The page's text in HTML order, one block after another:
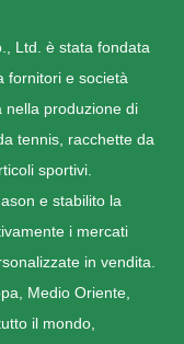
Ltd. è stata fondata
fornitori e società
nella produzione di
tennis, racchette da
sportivi.
e stabilito la
i mercati
in vendita.
Medio Oriente,
il mondo,